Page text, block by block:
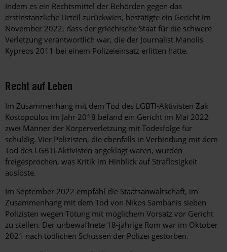
Indem es ein Rechtsmittel der Behörden gegen das
erstinstanzliche Urteil zurückwies, bestätigte ein Gericht im
November 2022, dass der griechische Staat für die schwere
Verletzung verantwortlich war, die der Journalist Manolis
Kypreos 2011 bei einem Polizeieinsatz erlitten hatte.
Recht auf Leben
Im Zusammenhang mit dem Tod des LGBTI-Aktivisten Zak
Kostopoulos im Jahr 2018 befand ein Gericht im Mai 2022
zwei Männer der Körperverletzung mit Todesfolge für
schuldig. Vier Polizisten, die ebenfalls in Verbindung mit dem
Tod des LGBTI-Aktivisten angeklagt waren, wurden
freigesprochen, was Kritik im Hinblick auf Straflosigkeit
auslöste.
Im September 2022 empfahl die Staatsanwaltschaft, im
Zusammenhang mit dem Tod von Nikos Sambanis sieben
Polizisten wegen Tötung mit möglichem Vorsatz vor Gericht
zu stellen. Der unbewaffnete 18-jährige Rom war im Oktober
2021 nach tödlichen Schüssen der Polizei gestorben.